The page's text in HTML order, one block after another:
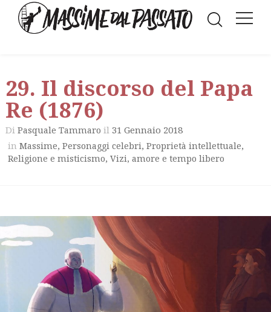
29. Il discorso del Papa
Re (1876)
Di Pasquale Tammaro il 31 Gennaio 2018
in Massime, Personaggi celebri, Proprietà intellettuale,
Religione e misticismo, Vizi, amore e tempo libero